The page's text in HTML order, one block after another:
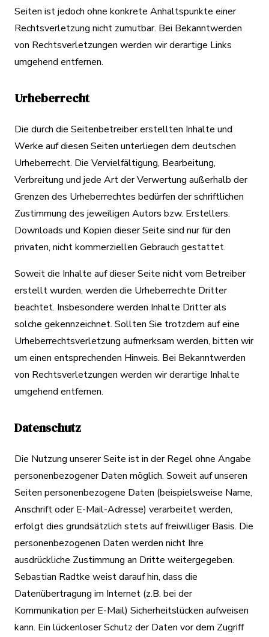
Seiten ist jedoch ohne konkrete Anhaltspunkte einer
Rechtsverletzung nicht zumutbar. Bei Bekanntwerden
von Rechtsverletzungen werden wir derartige Links
umgehend entfernen.
Urheberrecht
Die durch die Seitenbetreiber erstellten Inhalte und
Werke auf diesen Seiten unterliegen dem deutschen
Urheberrecht. Die Vervielfältigung, Bearbeitung,
Verbreitung und jede Art der Verwertung außerhalb der
Grenzen des Urheberrechtes bedürfen der schriftlichen
Zustimmung des jeweiligen Autors bzw. Erstellers.
Downloads und Kopien dieser Seite sind nur für den
privaten, nicht kommerziellen Gebrauch gestattet.
Soweit die Inhalte auf dieser Seite nicht vom Betreiber
erstellt wurden, werden die Urheberrechte Dritter
beachtet. Insbesondere werden Inhalte Dritter als
solche gekennzeichnet. Sollten Sie trotzdem auf eine
Urheberrechtsverletzung aufmerksam werden, bitten wir
um einen entsprechenden Hinweis. Bei Bekanntwerden
von Rechtsverletzungen werden wir derartige Inhalte
umgehend entfernen.
Datenschutz
Die Nutzung unserer Seite ist in der Regel ohne Angabe
personenbezogener Daten möglich. Soweit auf unseren
Seiten personenbezogene Daten (beispielsweise Name,
Anschrift oder E-Mail-Adresse) verarbeitet werden,
erfolgt dies grundsätzlich stets auf freiwilliger Basis. Die
personenbezogenen Daten werden nicht Ihre
ausdrückliche Zustimmung an Dritte weitergegeben.
Sebastian Radtke weist darauf hin, dass die
Datenübertragung im Internet (z.B. bei der
Kommunikation per E-Mail) Sicherheitslücken aufweisen
kann. Ein lückenloser Schutz der Daten vor dem Zugriff